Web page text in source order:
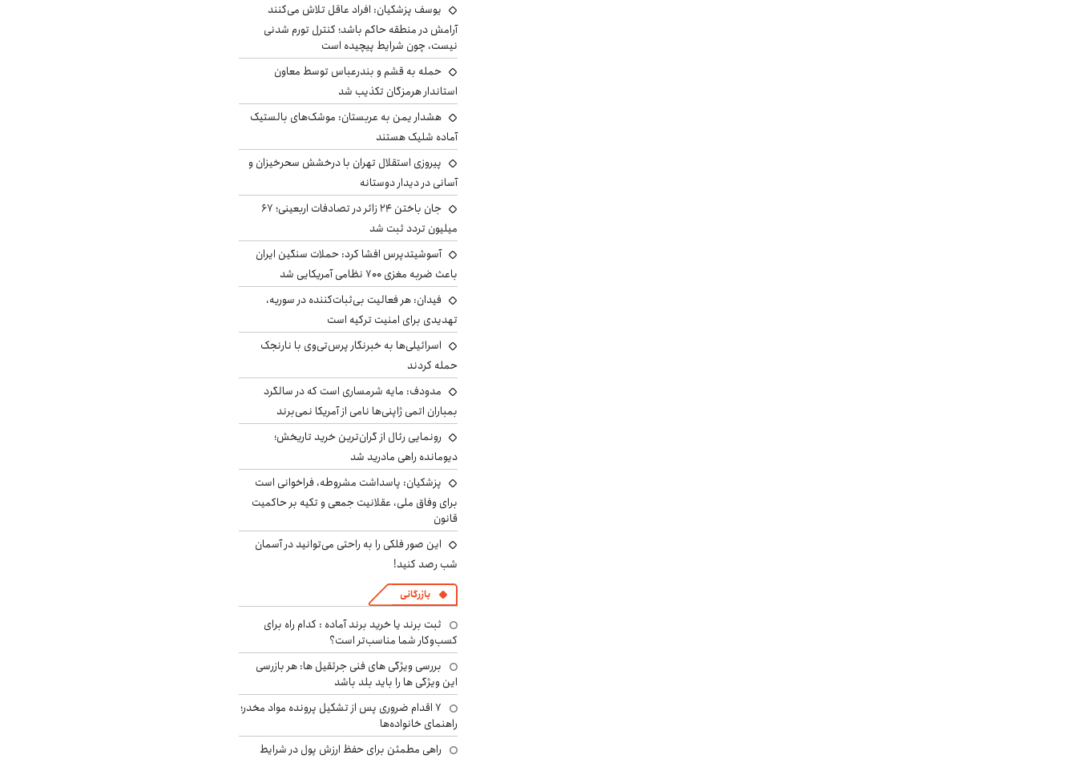
یوسف پزشکیان: افراد عاقل تلاش می‌کنند
آرامش در منطقه حاکم باشد؛ کنترل تورم شدنی
نیست، چون شرایط پیچیده است
حمله به قشم و بندرعباس توسط معاون
استاندار هرمزگان تکذیب شد
هشدار یمن به عربستان: موشک‌های بالستیک
آماده شلیک هستند
پیروزی استقلال تهران با درخشش سحرخیزان و
آسانی در دیدار دوستانه
جان باختن ۲۴ زائر در تصادفات اربعینی؛ ۶۷
میلیون تردد ثبت شد
آسوشیتدپرس افشا کرد: حملات سنگین ایران
باعث ضربه مغزی ۷۰۰ نظامی آمریکایی شد
فیدان: هر فعالیت بی‌ثبات‌کننده در سوریه،
تهدیدی برای امنیت ترکیه است
اسرائیلی‌ها به خبرنگار پرس‌تی‌وی با نارنجک
حمله کردند
مدودف: مایه شرمساری است که در سالگرد
بمباران اتمی ژاپنی‌ها نامی از آمریکا نمی‌برند
رونمایی رئال از گران‌ترین خرید تاریخش؛
دیومانده راهی مادرید شد
پزشکیان: پاسداشت مشروطه، فراخوانی است
برای وفاق ملی، عقلانیت جمعی و تکیه بر حاکمیت
قانون
این صور فلکی را به راحتی می‌توانید در آسمان
شب رصد کنید!
بازرگانی
ثبت برند یا خرید برند آماده : کدام راه برای
کسب‌وکار شما مناسب‌تر است؟
بررسی ویژگی های فنی جرثقیل ها: هر بازرسی
این ویژگی ها را باید بلد باشد
۷ اقدام ضروری پس از تشکیل پرونده مواد مخدر؛
راهنمای خانواده‌ها
راهی مطمئن برای حفظ ارزش پول در شرایط